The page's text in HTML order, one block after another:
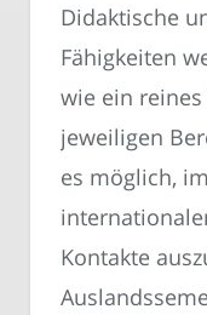
Didaktische
Fähigkeiten
wie ein
jeweiligen
es möglich,
Kontakte